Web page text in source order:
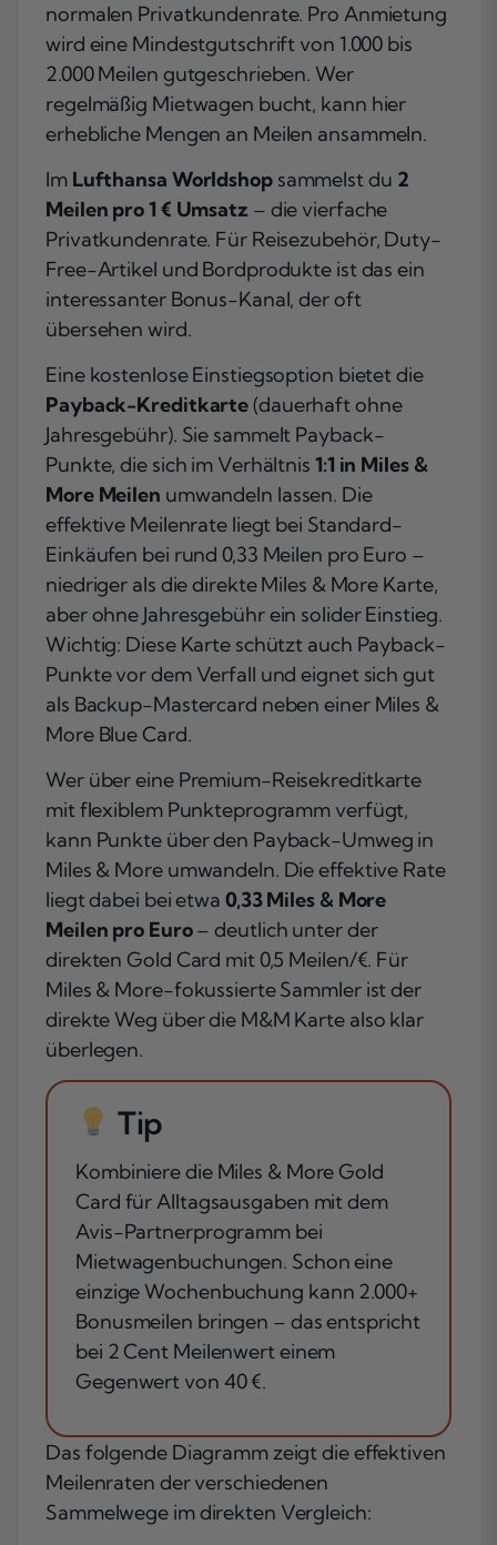
normalen Privatkundenrate. Pro Anmietung
wird eine Mindestgutschrift von 1.000 bis
2.000 Meilen gutgeschrieben. Wer
regelmäßig Mietwagen bucht, kann hier
erhebliche Mengen an Meilen ansammeln.
Im Lufthansa Worldshopsammelst du 2
Meilen pro 1 € Umsatz – die vierfache
Privatkundenrate. Für Reisezubehör, Duty-
Free-Artikel und Bordprodukte ist das ein
interessanter Bonus-Kanal, der oft
übersehen wird.
Eine kostenlose Einstiegsoption bietet die
Payback-Kreditkarte(dauerhaft ohne
Jahresgebühr). Sie sammelt Payback-
Punkte, die sich im Verhältnis 1:1 in Miles &
More Meilen umwandeln lassen. Die
effektive Meilenrate liegt bei Standard-
Einkäufen bei rund 0,33 Meilen pro Euro –
niedriger als die direkte Miles & More Karte,
aber ohne Jahresgebühr ein solider Einstieg.
Wichtig: Diese Karte schützt auch Payback-
Punkte vor dem Verfall und eignet sich gut
als Backup-Mastercard neben einer Miles &
More Blue Card.
Wer über eine Premium-Reisekreditkarte
mit flexiblem Punkteprogramm verfügt,
kann Punkte über den Payback-Umweg in
Miles & More umwandeln. Die effektive Rate
liegt dabei bei etwa 0,33 Miles & More
Meilen pro Euro– deutlich unter der
direkten Gold Card mit 0,5 Meilen/€. Für
Miles & More-fokussierte Sammler ist der
direkte Weg über die M&M Karte also klar
überlegen.
Tip
Kombiniere die Miles & More Gold
Card für Alltagsausgaben mit dem
Avis-Partnerprogramm bei
Mietwagenbuchungen. Schon eine
einzige Wochenbuchung kann 2.000+
Bonusmeilen bringen – das entspricht
bei 2 Cent Meilenwert einem
Gegenwert von 40 €.
Das folgende Diagramm zeigt die effektiven
Meilenraten der verschiedenen
Sammelwege im direkten Vergleich: